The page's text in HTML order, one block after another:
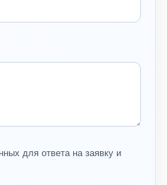
для ответа на заявку и